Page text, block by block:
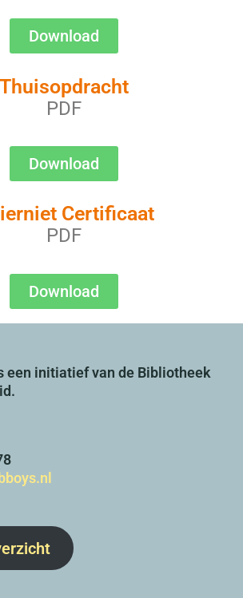
Download
Thuisopdracht
PDF
Download
Certificaat
PDF
Download
een initiatief van de Bibliotheek